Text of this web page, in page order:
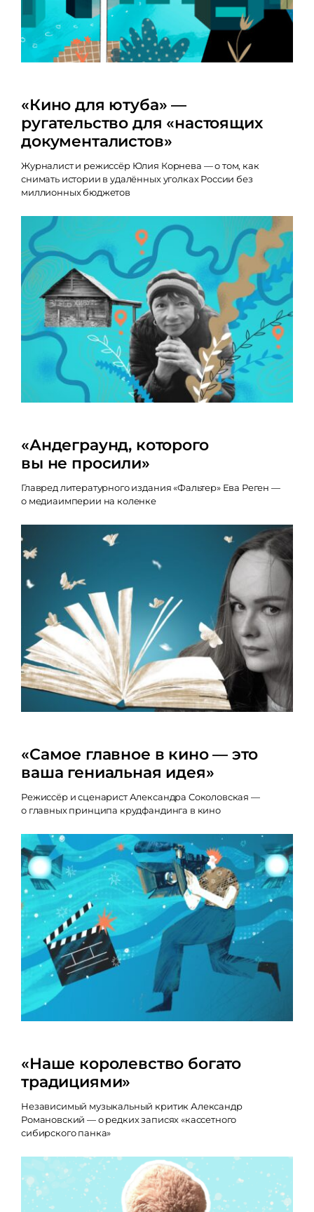
«Кино для ютуба» —
ругательство для «настоящих
документалистов»
Журналист и режиссёр Юлия Корнева — о том, как
снимать истории в удалённых уголках России без
миллионных бюджетов
«Андеграунд, которого
вы не просили»
Главред литературного издания «Фальтер» Ева Реген —
о медиаимперии на коленке
«Самое главное в кино — это
ваша гениальная идея»
Режиссёр и сценарист Александра Соколовская —
о главных принципа крудфандинга в кино
«Наше королевство богато
традициями»
Независимый музыкальный критик Александр
Романовский — о редких записях «кассетного
сибирского панка»